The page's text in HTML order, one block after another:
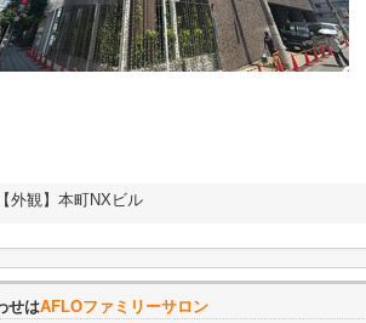
【外観】本町NXビル
せはAFLOファミリーサロン